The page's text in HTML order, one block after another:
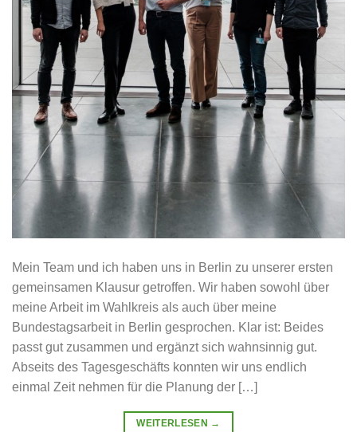
Mein Team und ich haben uns in Berlin zu unserer ersten
gemeinsamen Klausur getroffen. Wir haben sowohl über
meine Arbeit im Wahlkreis als auch über meine
Bundestagsarbeit in Berlin gesprochen. Klar ist: Beides
passt gut zusammen und ergänzt sich wahnsinnig gut.
Abseits des Tagesgeschäfts konnten wir uns endlich
einmal Zeit nehmen für die Planung der […]
WEITERLESEN →